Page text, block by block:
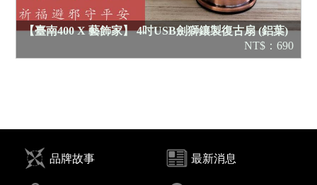
【臺南400 X 藝飾家】 4吋USB劍獅鑲製復古扇 (鋁葉)
NT$：690
品牌故事 最新消息